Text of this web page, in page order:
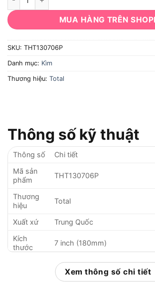
MUA HÀNG TRÊN
SKU: THT130706P
Danh mục: Kìm
Thương hiệu: Total
Thông số kỹ thuật
Thông số
Chi tiết
Mã sản
phẩm
THT130706P
Thương
hiệu
Total
Xuất xứ
Trung Quốc
Kích
thước
7 inch (180mm)
Thép không gỉ (CR-V), đầu
chống gỉ
Xem thông số chi tiết